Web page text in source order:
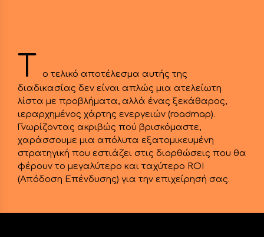
Τ
ο τελικό αποτέλεσμα αυτής της
διαδικασίας δεν είναι απλώς μια ατελείωτη
λίστα με προβλήματα, αλλά ένας ξεκάθαρος,
ιεραρχημένος χάρτης ενεργειών (roadmap).
Γνωρίζοντας ακριβώς πού βρισκόμαστε,
χαράσσουμε μια απόλυτα εξατομικευμένη
στρατηγική που εστιάζει στις διορθώσεις που θα
φέρουν το μεγαλύτερο και ταχύτερο ROI
(Απόδοση Επένδυσης) για την επιχείρησή σας.